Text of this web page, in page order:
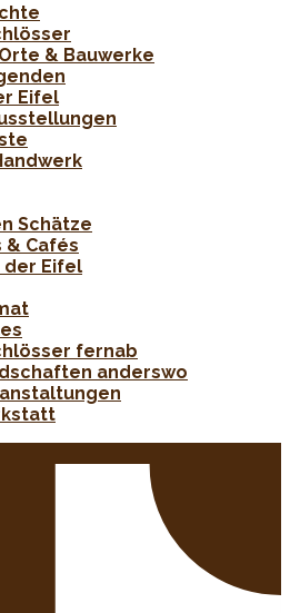
& Bauwerke
Eifel
Schätze
& Cafés
der Eifel
fernab
anderswo